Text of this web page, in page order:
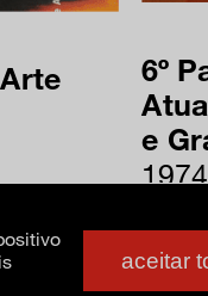
6º
e
1974
aceitar